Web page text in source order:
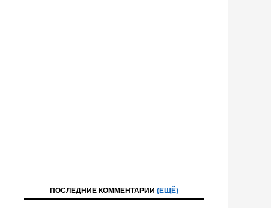
ПОСЛЕДНИЕ КОММЕНТАРИИ (ЕЩЁ)